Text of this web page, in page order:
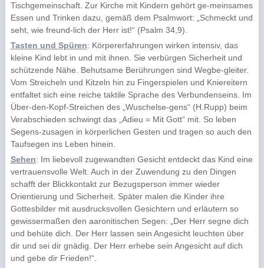
Tischgemeinschaft. Zur Kirche mit Kindern gehört ge-meinsames
Essen und Trinken dazu, gemäß dem Psalmwort: „Schmeckt und
seht, wie freund-lich der Herr ist!“ (Psalm 34,9).
Tasten und Spüren: Körpererfahrungen wirken intensiv, das
kleine Kind lebt in und mit ihnen. Sie verbürgen Sicherheit und
schützende Nähe. Behutsame Berührungen sind Wegbe-gleiter.
Vom Streicheln und Kitzeln hin zu Fingerspielen und Kniereitern
entfaltet sich eine reiche taktile Sprache des Verbundenseins. Im
Über-den-Kopf-Streichen des „Wuschelse-gens“ (H.Rupp) beim
Verabschieden schwingt das „Adieu = Mit Gott“ mit. So leben
Segens-zusagen in körperlichen Gesten und tragen so auch den
Taufsegen ins Leben hinein.
Sehen: Im liebevoll zugewandten Gesicht entdeckt das Kind eine
vertrauensvolle Welt. Auch in der Zuwendung zu den Dingen
schafft der Blickkontakt zur Bezugsperson immer wieder
Orientierung und Sicherheit. Später malen die Kinder ihre
Gottesbilder mit ausdrucksvollen Gesichtern und erläutern so
gewissermaßen den aaronitischen Segen: „Der Herr segne dich
und behüte dich. Der Herr lassen sein Angesicht leuchten über
dir und sei dir gnädig. Der Herr erhebe sein Angesicht auf dich
und gebe dir Frieden!“.